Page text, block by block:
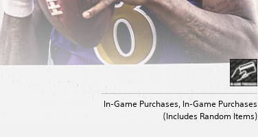
In-Game Purchases, In-Game Purchases
(Includes Random Items)